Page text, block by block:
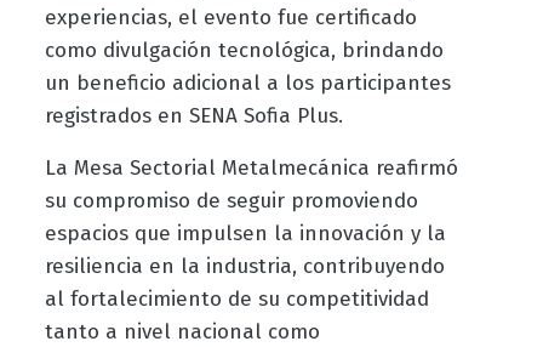
experiencias, el evento fue certificado
como divulgación tecnológica, brindando
un beneficio adicional a los participantes
registrados en SENA Sofia Plus.
La Mesa Sectorial Metalmecánica reafirmó
su compromiso de seguir promoviendo
espacios que impulsen la innovación y la
resiliencia en la industria, contribuyendo
al fortalecimiento de su competitividad
tanto a nivel nacional como